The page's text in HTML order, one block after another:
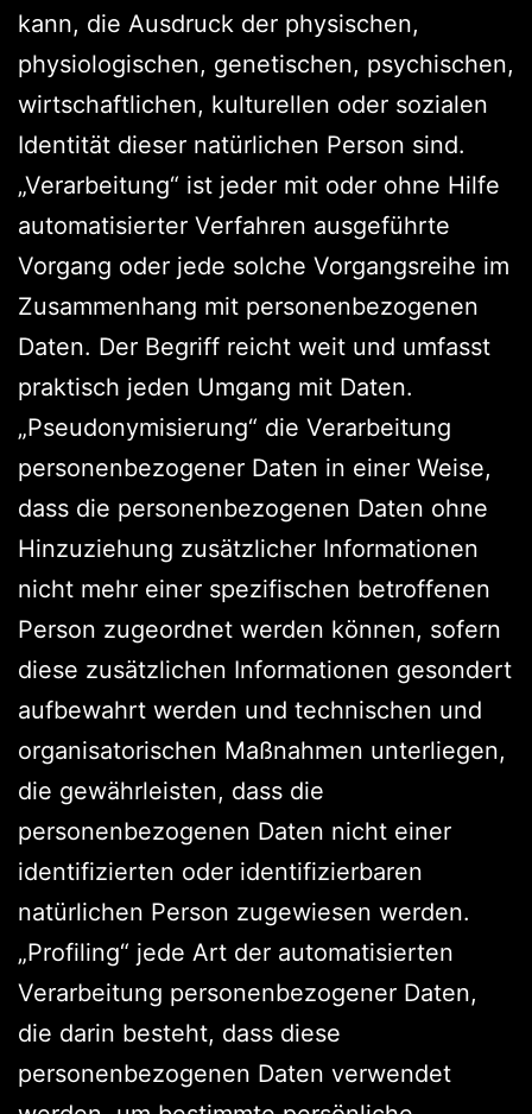
kann, die Ausdruck der physischen,
physiologischen, genetischen, psychischen,
wirtschaftlichen, kulturellen oder sozialen
Identität dieser natürlichen Person sind.
„Verarbeitung“ ist jeder mit oder ohne Hilfe
automatisierter Verfahren ausgeführte
Vorgang oder jede solche Vorgangsreihe im
Zusammenhang mit personenbezogenen
Daten. Der Begriff reicht weit und umfasst
praktisch jeden Umgang mit Daten.
„Pseudonymisierung“ die Verarbeitung
personenbezogener Daten in einer Weise,
dass die personenbezogenen Daten ohne
Hinzuziehung zusätzlicher Informationen
nicht mehr einer spezifischen betroffenen
Person zugeordnet werden können, sofern
diese zusätzlichen Informationen gesondert
aufbewahrt werden und technischen und
organisatorischen Maßnahmen unterliegen,
die gewährleisten, dass die
personenbezogenen Daten nicht einer
identifizierten oder identifizierbaren
natürlichen Person zugewiesen werden.
„Profiling“ jede Art der automatisierten
Verarbeitung personenbezogener Daten,
die darin besteht, dass diese
personenbezogenen Daten verwendet